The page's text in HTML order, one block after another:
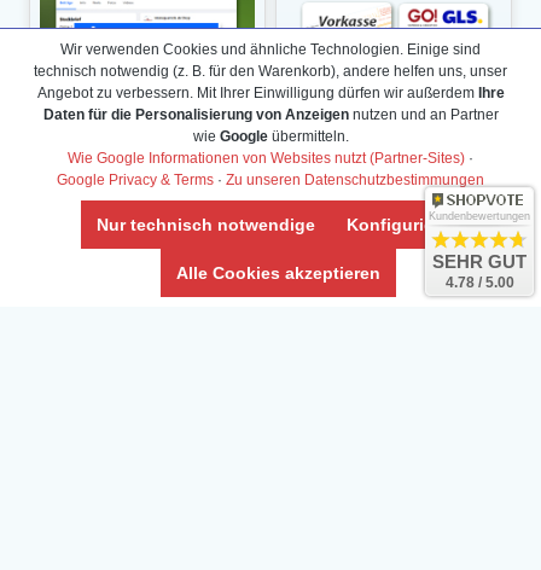
Wir verwenden Cookies und ähnliche Technologien. Einige sind
technisch notwendig (z. B. für den Warenkorb), andere helfen uns, unser
Angebot zu verbessern. Mit Ihrer Einwilligung dürfen wir außerdem Ihre
Daten für die Personalisierung von Anzeigennutzen und an Partner
wie Googleübermitteln.
Wie Google Informationen von Websites nutzt (Partner-Sites) ·
Google Privacy & Terms · Zu unseren Datenschutzbestimmungen
Nur technisch notwendige Konfigurieren
Alle Cookies akzeptieren
Kundenbewertungen
SEHR GUT
4.78 / 5.00